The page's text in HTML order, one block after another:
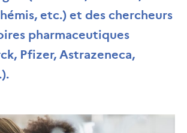
etc.) et des chercheurs
pharmaceutiques
Pfizer, Astrazeneca,